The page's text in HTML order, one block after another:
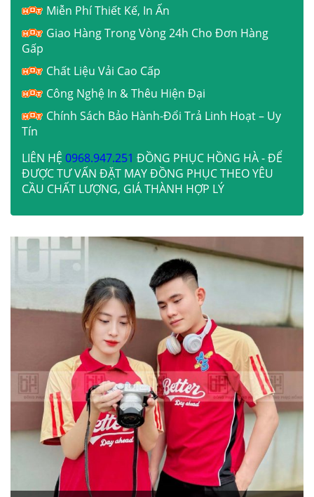
Miễn Phí Thiết Kế, In Ấn
Giao Hàng Trong Vòng 24h Cho Đơn Hàng
Gấp
Chất Liệu Vải Cao Cấp
Công Nghệ In & Thêu Hiện Đại
Chính Sách Bảo Hành-Đổi Trả Linh Hoạt – Uy
Tín
LIÊN HỆ 0968.947.251 ĐỒNG PHỤC HỒNG HÀ - ĐỂ
ĐƯỢC TƯ VẤN ĐẶT MAY ĐỒNG PHỤC THEO YÊU
CẦU CHẤT LƯỢNG, GIÁ THÀNH HỢP LÝ